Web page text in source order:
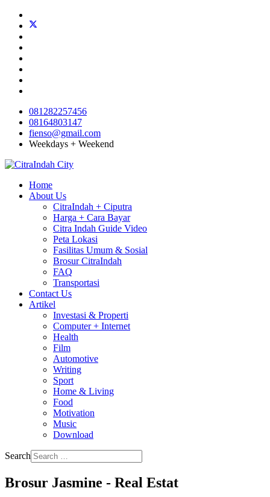
081282257456
08164803147
fienso@gmail.com
Weekdays + Weekend
Home
About Us
CitraIndah + Ciputra
Harga + Cara Bayar
Citra Indah Guide Video
Peta Lokasi
Fasilitas Umum & Sosial
Brosur CitraIndah
FAQ
Transportasi
Contact Us
Artikel
Investasi & Properti
Computer + Internet
Health
Film
Automotive
Writing
Sport
Home & Living
Food
Motivation
Music
Download
Search
Brosur Jasmine - Real Estat